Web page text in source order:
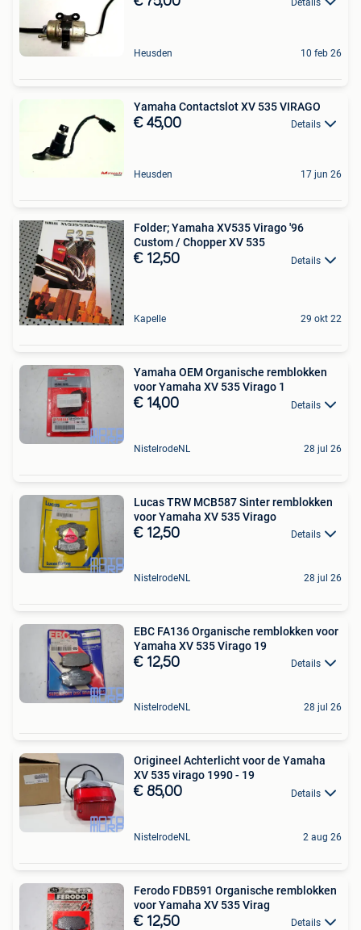
Details
Heusden 10 feb 26
Yamaha Contactslot XV 535 VIRAGO
€ 45,00 Details
Heusden 17 jun 26
Folder; Yamaha XV535 Virago '96
Custom / Chopper XV 535
€ 12,50 Details
Kapelle 29 okt 22
Yamaha OEM Organische remblokken
voor Yamaha XV 535 Virago 1
€ 14,00 Details
NistelrodeNL 28 jul 26
Lucas TRW MCB587 Sinter remblokken
voor Yamaha XV 535 Virago
€ 12,50 Details
NistelrodeNL 28 jul 26
EBC FA136 Organische remblokken voor
Yamaha XV 535 Virago 19
€ 12,50 Details
NistelrodeNL 28 jul 26
Origineel Achterlicht voor de Yamaha
XV 535 virago 1990 - 19
€ 85,00 Details
NistelrodeNL 2 aug 26
Ferodo FDB591 Organische remblokken
voor Yamaha XV 535 Virag
€ 12,50 Details